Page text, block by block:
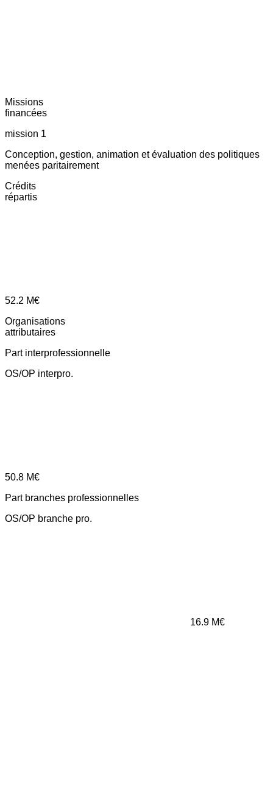
Missions
financées
mission 1
Conception, gestion, animation et évaluation des politiques
menées paritairement
Crédits
répartis
52.2 M€
Organisations
attributaires
Part interprofessionnelle
OS/OP interpro.
50.8 M€
Part branches professionnelles
OS/OP branche pro.
16.9 M€